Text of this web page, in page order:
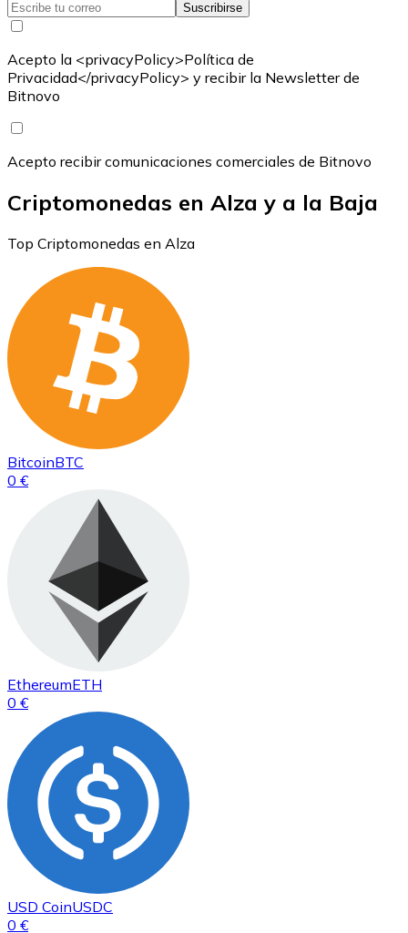
Suscribirse
Acepto la <privacyPolicy>Política de
Privacidad</privacyPolicy> y recibir la Newsletter de
Bitnovo
Acepto recibir comunicaciones comerciales de Bitnovo
Criptomonedas en Alza y a la Baja
Top Criptomonedas en Alza
BitcoinBTC
0 €
EthereumETH
0 €
USD CoinUSDC
0 €